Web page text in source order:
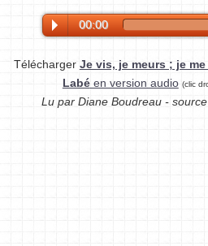
00:00
Télécharger Je vis, je meurs ; je
Labéen version audio (clic
Lu par Diane Boudreau -